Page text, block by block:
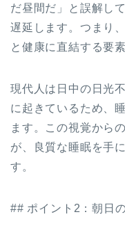
だ昼間だ」と誤解し
遅延します。つまり
と健康に直結する要
現代人は日中の日光
に起きているため、
ます。この視覚から
が、良質な睡眠を手
す。
## ポイント2：朝日